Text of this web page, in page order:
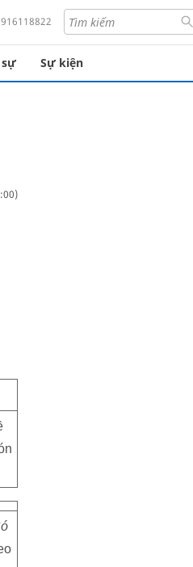
sự Sự kiện